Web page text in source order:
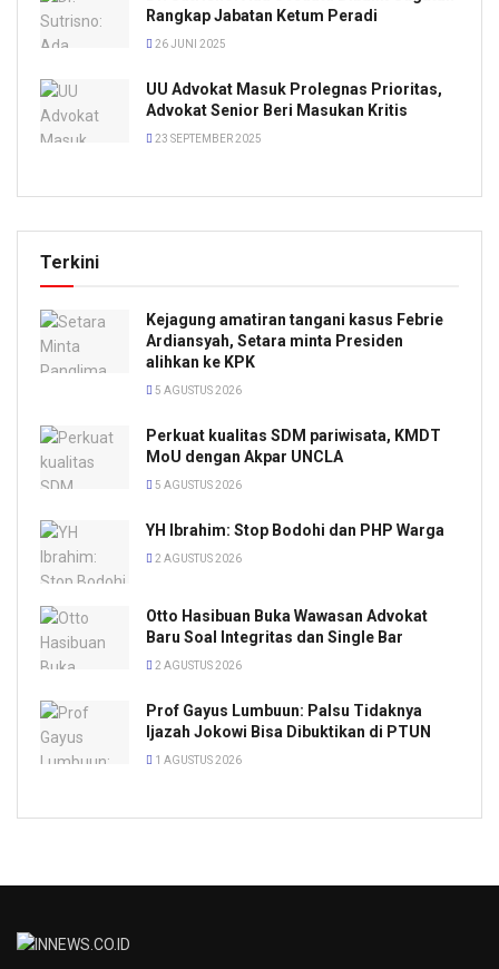
Rangkap Jabatan Ketum Peradi
26 JUNI 2025
UU Advokat Masuk Prolegnas Prioritas,
Advokat Senior Beri Masukan Kritis
23 SEPTEMBER 2025
Terkini
Kejagung amatiran tangani kasus Febrie
Ardiansyah, Setara minta Presiden
alihkan ke KPK
5 AGUSTUS 2026
Perkuat kualitas SDM pariwisata, KMDT
MoU dengan Akpar UNCLA
5 AGUSTUS 2026
YH Ibrahim: Stop Bodohi dan PHP Warga
2 AGUSTUS 2026
Otto Hasibuan Buka Wawasan Advokat
Baru Soal Integritas dan Single Bar
2 AGUSTUS 2026
Prof Gayus Lumbuun: Palsu Tidaknya
Ijazah Jokowi Bisa Dibuktikan di PTUN
1 AGUSTUS 2026